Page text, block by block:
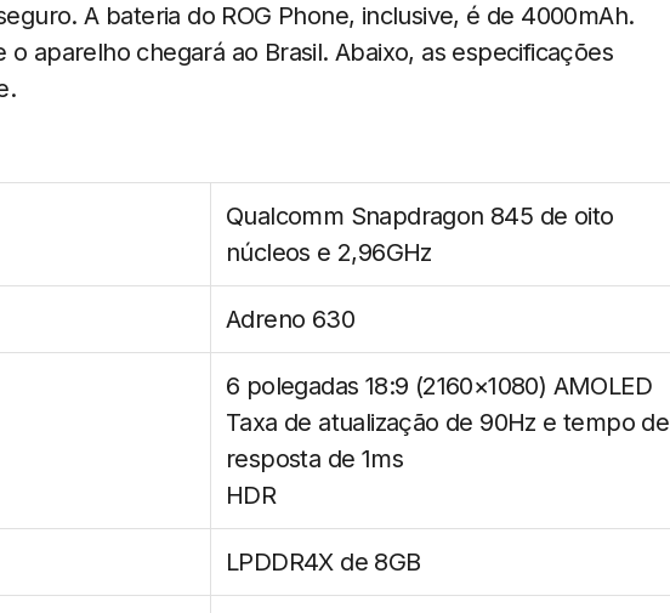
A bateria do ROG Phone, inclusive, é de 4000mAh.
o aparelho chegará ao Brasil. Abaixo, as especificações
Qualcomm Snapdragon 845 de oito
núcleos e 2,96GHz
Adreno 630
6 polegadas 18:9 (2160×1080) AMOLED
Taxa de atualização de 90Hz e tempo de
resposta de 1ms
HDR
LPDDR4X de 8GB